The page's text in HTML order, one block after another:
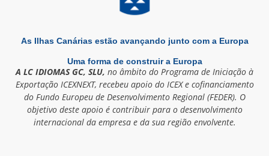
As Ilhas Canárias estão avançando junto com a Europa
Uma forma de construir a Europa
A LC IDIOMAS GC, SLU, no âmbito do Programa de Iniciação à
Exportação ICEXNEXT, recebeu apoio do ICEX e cofinanciamento
do Fundo Europeu de Desenvolvimento Regional (FEDER). O
objetivo deste apoio é contribuir para o desenvolvimento
internacional da empresa e da sua região envolvente.